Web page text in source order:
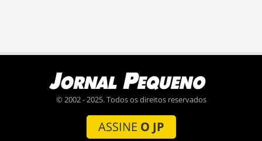
© 2002 - 2025. Todos os direitos reservados
ASSINE O JP